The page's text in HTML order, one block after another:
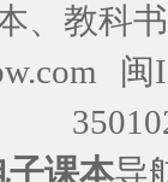
、教科
闽
子课本导